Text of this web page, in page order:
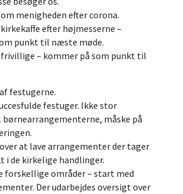
menigheden efter corona.
efter højmesserne –
punkt til næste møde.
– kommer på som punkt til
festugerne.
festuger. Ikke stor
måske på
at lave arrangementer der tager
i de kirkelige handlinger.
forskellige områder – start med
Der udarbejdes oversigt over